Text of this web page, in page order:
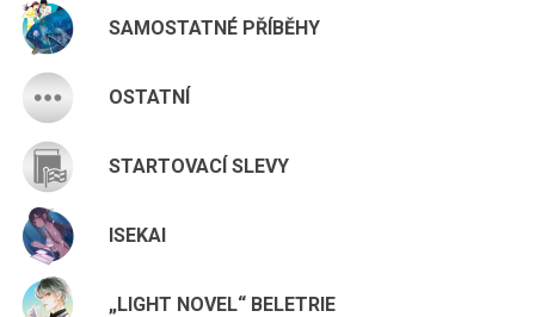
SAMOSTATNÉ PŘÍBĚHY
OSTATNÍ
STARTOVACÍ SLEVY
ISEKAI
„LIGHT NOVEL“ BELETRIE